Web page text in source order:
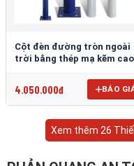
Cột đèn đường tròn ngoài
trời bằng thép mạ kẽm cao
4.050.000đ BÁO
Xem thêm 26